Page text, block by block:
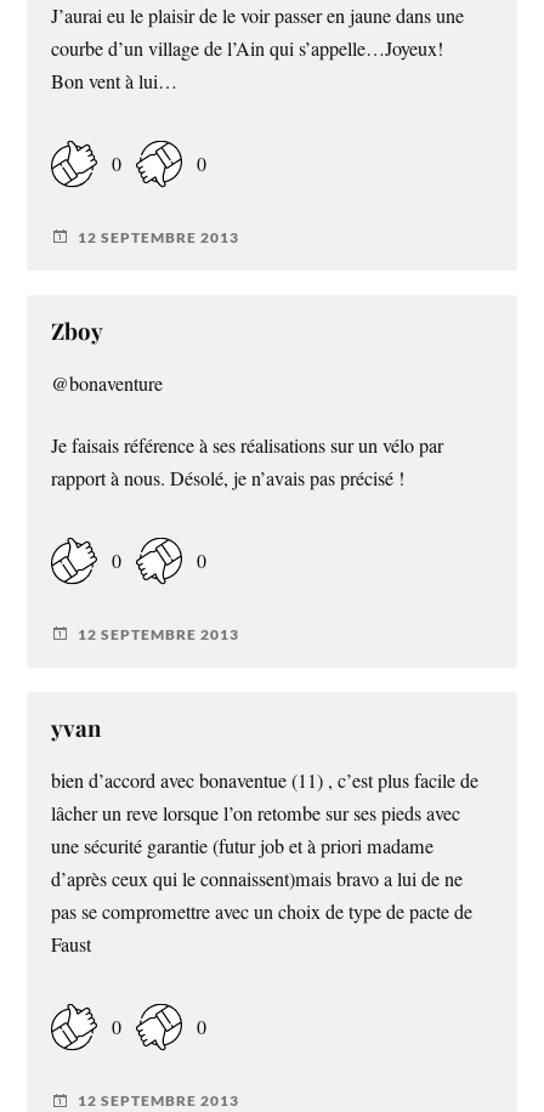
J’aurai eu le plaisir de le voir passer en jaune dans une
courbe d’un village de l’Ain qui s’appelle…Joyeux!
Bon vent à lui…
0 0
12 SEPTEMBRE 2013
Zboy
@bonaventure
Je faisais référence à ses réalisations sur un vélo par
rapport à nous. Désolé, je n’avais pas précisé !
0 0
12 SEPTEMBRE 2013
yvan
bien d’accord avec bonaventue (11) , c’est plus facile de
lâcher un reve lorsque l’on retombe sur ses pieds avec
une sécurité garantie (futur job et à priori madame
d’après ceux qui le connaissent)mais bravo a lui de ne
pas se compromettre avec un choix de type de pacte de
Faust
0 0
12 SEPTEMBRE 2013